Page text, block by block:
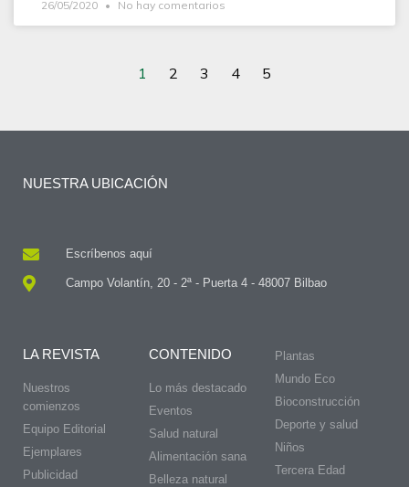
26/05/2020
No hay comentarios
1 2 3 4 5
NUESTRA UBICACIÓN
Escríbenos aquí
Campo Volantín, 20 - 2ª - Puerta 4 - 48007 Bilbao
LA REVISTA
Nuestros
comienzos
Equipo Editorial
Ejemplares
Publicidad
CONTENIDO
Lo más destacado
Eventos
Salud natural
Alimentación sana
Belleza natural
Plantas
Mundo Eco
Bioconstrucción
Deporte y salud
Niños
Tercera Edad